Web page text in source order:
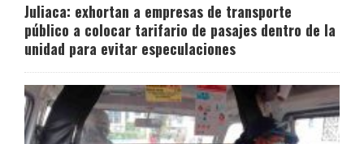
Juliaca: exhortan a empresas de transporte
público a colocar tarifario de pasajes dentro de la
unidad para evitar especulaciones